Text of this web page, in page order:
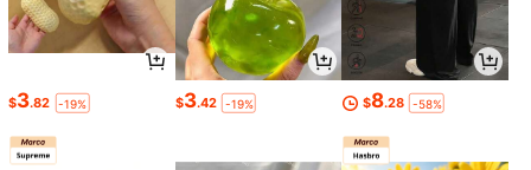
$3.82 -19% $3.42 -19% $8.28 -58%